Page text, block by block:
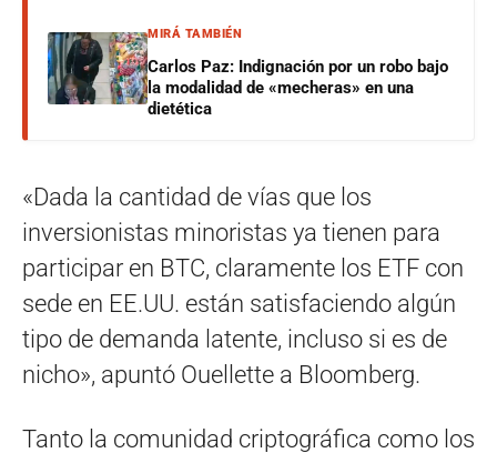
MIRÁ TAMBIÉN
Carlos Paz: Indignación por un robo bajo
la modalidad de «mecheras» en una
dietética
«Dada la cantidad de vías que los
inversionistas minoristas ya tienen para
participar en BTC, claramente los ETF con
sede en EE.UU. están satisfaciendo algún
tipo de demanda latente, incluso si es de
nicho», apuntó Ouellette a Bloomberg.
Tanto la comunidad criptográfica como los